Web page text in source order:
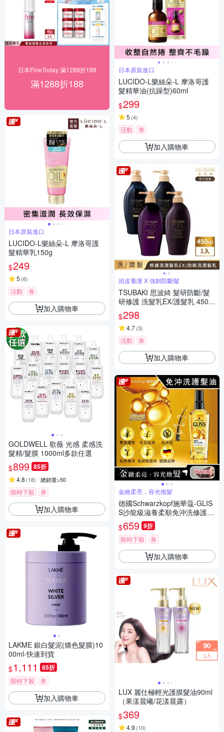
日本FineToday 滿1288折188
滿1288折188
日本原裝進口
LUCIDO-L樂絲朵-L 摩洛哥護
髮精華乳150g
$249
5 (6)
活動 券
加入購物車
GOLDWELL 歌薇 光感 柔感洗
髮精/髮膜 1000ml多款任選
$899 85折
4.8 (18) 總銷量>50
限時下殺 券
加入購物車
LAKME 銀白髮泥(矯色髮膜)10
00ml-快速到貨
$1,111 85折
限時下殺 券
加入購物車
日本原裝進口
LUCIDO-L樂絲朵-L 摩洛哥護
髮精華油(抗躁型)60ml
$299
5 (4)
活動 券
加入購物車
頭皮養護 X 強韌防斷髮
TSUBAKI 思波綺 髮研防斷/髮
研修護 洗髮乳EX/護髮乳 450M
$298
4.7(3)
活動 券
加入購物車
金緻柔亮，容光煥髮
德國Schwarzkopf施華蔻-GLIS
S沙龍級滋養柔順免沖洗修護髮
油75ml/瓶(德國小金瓶,摩洛哥
堅果油髮膜,維他命E潤髮精華
油,秀髮亮澤保濕安瓶)
$659 9折
限時下殺 券
加入購物車
LUX 麗仕極輕光護膜髮油90ml
（果漾晨曦/花漾晨露）
$369
4.9 (10)